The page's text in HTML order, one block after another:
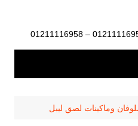
وماكينات لصق ليبل